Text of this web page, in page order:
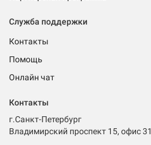
Служба поддержки
Контакты
Помощь
Онлайн чат
Контакты
г.Санкт-Петербург
Владимирский проспект 15, офис 31